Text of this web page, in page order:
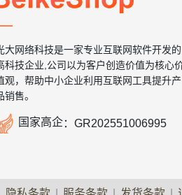
大网络科技是一家专业互联网软件开发的
科技企业,公司以为客户创造价值为核心
观，帮助中小企业利用互联网工具提升产
销售。
国家高企： GR202551006995